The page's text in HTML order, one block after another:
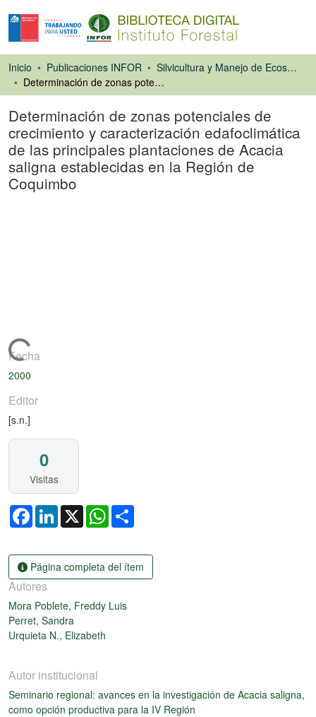
Inicio Publicaciones INFOR
Silvicultura y Manejo de Ecosistemas Forestales Nativos y Exóticos
Determinación de zonas potenciales de crecimiento y caracterización edafoclimática de las principales plantaciones de Acacia saligna establecidas en la Región de Coquimbo
Determinación de zonas potenciales de
crecimiento y caracterización edafoclimática
de las principales plantaciones de Acacia
saligna establecidas en la Región de
Coquimbo
Cargando...
Fecha
2000
Editor
[s.n.]
0
Visitas
FacebookLinkedIn
X WhatsApp
Página completa del ítem
Autores
Mora Poblete, Freddy Luis
Perret, Sandra
Urquieta N., Elizabeth
Autor institucional
Seminario regional: avances en la investigación de Acacia saligna,
como opción productiva para la IV Región